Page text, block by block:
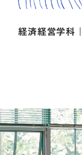
経済経営学科